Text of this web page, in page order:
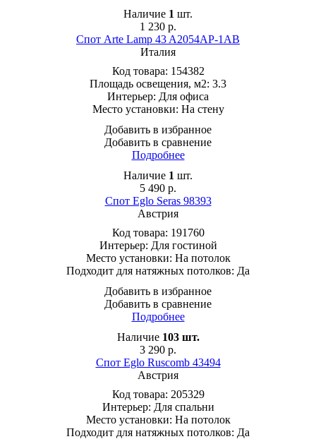
Наличие 1 шт.
1 230 р.
Спот Arte Lamp 43 A2054AP-1AB
Италия
Код товара: 154382
Площадь освещения, м2: 3.3
Интерьер: Для офиса
Место установки: На стену
Добавить в избранное
Добавить в сравнение
Подробнее
Наличие 1 шт.
5 490 р.
Спот Eglo Seras 98393
Австрия
Код товара: 191760
Интерьер: Для гостиной
Место установки: На потолок
Подходит для натяжных потолков: Да
Добавить в избранное
Добавить в сравнение
Подробнее
Наличие 103 шт.
3 290 р.
Спот Eglo Ruscomb 43494
Австрия
Код товара: 205329
Интерьер: Для спальни
Место установки: На потолок
Подходит для натяжных потолков: Да